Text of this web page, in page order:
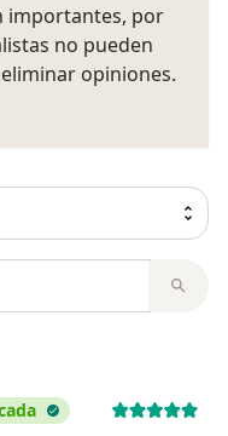
importantes, por
no pueden
opiniones.